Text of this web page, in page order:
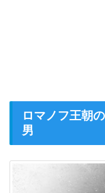
ロマノフ王朝
男